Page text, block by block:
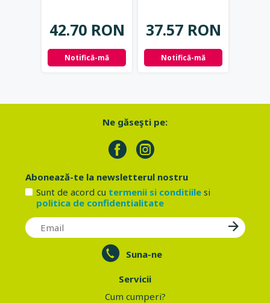
42.70 RON
Notifică-mă
37.57 RON
Notifică-mă
Ne găseşti pe:
Abonează-te la newsletterul nostru
Sunt de acord cu termenii si conditiilesi
politica de confidentialitate
Suna-ne
Servicii
Cum cumperi?